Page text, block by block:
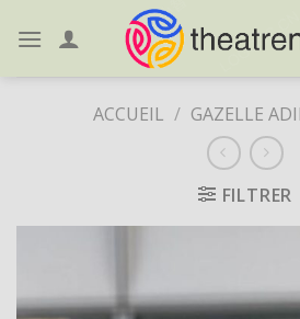
ACCUEIL / GAZELLE
FILTRER